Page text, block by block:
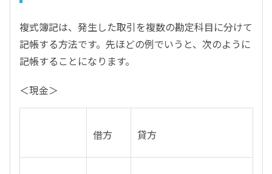
複式簿記は、発生した取引を複数の勘定科目に分けて
記帳する方法です。先ほどの例でいうと、次のように
記帳することになります。
＜現金＞
借方 貸方